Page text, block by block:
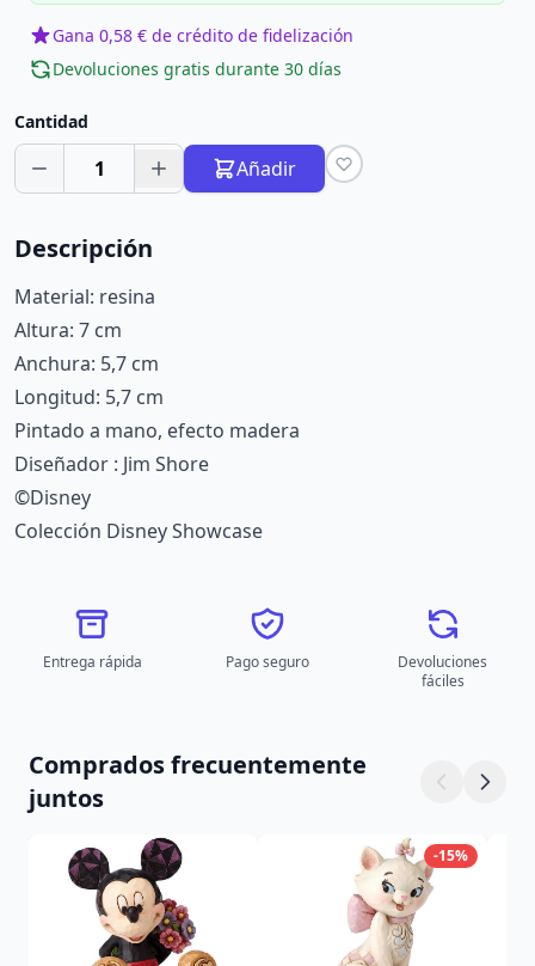
Gana 0,58 € de crédito de fidelización
Devoluciones gratis durante 30 días
Cantidad
1 Añadir
Descripción
Material: resina
Altura: 7 cm
Anchura: 5,7 cm
Longitud: 5,7 cm
Pintado a mano, efecto madera
Diseñador : Jim Shore
©Disney
Colección Disney Showcase
Entrega rápida Pago seguro
Devoluciones
fáciles
Comprados frecuentemente
juntos
-15%